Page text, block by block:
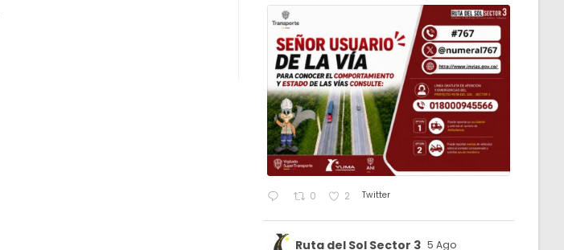
0 2 Twitter
Ruta del Sol Sector 3 5 Ago